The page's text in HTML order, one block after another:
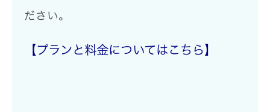
ださい。
【プランと料金についてはこちら】